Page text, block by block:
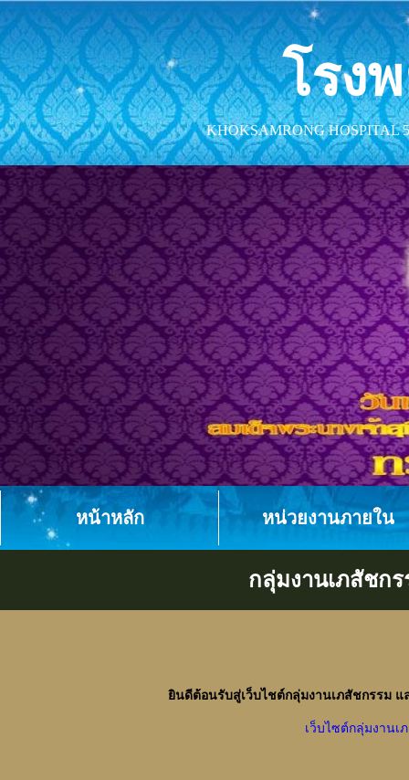
โรง
KHOKSAMRONG
หน้าหลัก หน่วยงานภายใน
กลุ่มงานเภสัชก
ยินดีต้อนรับสู่เว็บไชต์กลุ่มงานเภสัชกรรม
เว็บไซต์กลุ่มงานเ